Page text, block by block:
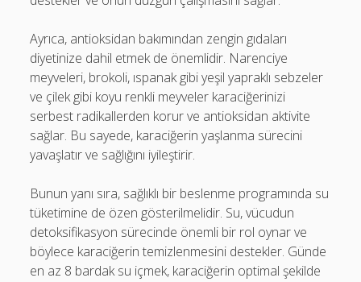
Ayrıca, antioksidan bakımından zengin gıdaları
diyetinize dahil etmek de önemlidir. Narenciye
meyveleri, brokoli, ıspanak gibi yeşil yapraklı sebzeler
ve çilek gibi koyu renkli meyveler karaciğerinizi
serbest radikallerden korur ve antioksidan aktivite
sağlar. Bu sayede, karaciğerin yaşlanma sürecini
yavaşlatır ve sağlığını iyileştirir.
Bunun yanı sıra, sağlıklı bir beslenme programında su
tüketimine de özen gösterilmelidir. Su, vücudun
detoksifikasyon sürecinde önemli bir rol oynar ve
böylece karaciğerin temizlenmesini destekler. Günde
en az 8 bardak su içmek, karaciğerin optimal şekilde